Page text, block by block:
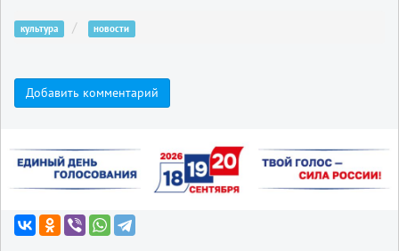
культура новости
Добавить комментарий